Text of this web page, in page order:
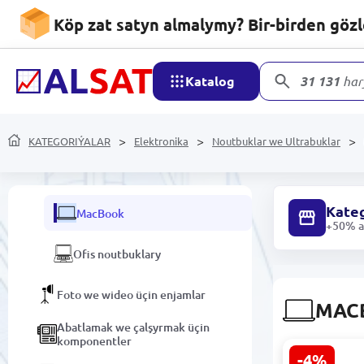
Köp zat satyn almalymy? Bir-birden
Katalog 31 131
KATEGORIÝALAR Elektronika Noutbuklar we Ultrabuklar
Elektronika
Noutbuklar we Ultrabuklar
Ultrabuklar
MacBook
Ofis noutbuklary
Foto we wideo üçin enjamlar
Abatlamak we çalşyrmak üçin
komponentler
+50%